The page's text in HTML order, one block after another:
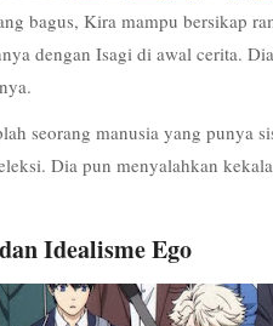
bagus, Kira mampu bersikap
dengan Isagi di awal cerita.
seorang manusia yang punya
Dia pun menyalahkan
Idealisme Ego